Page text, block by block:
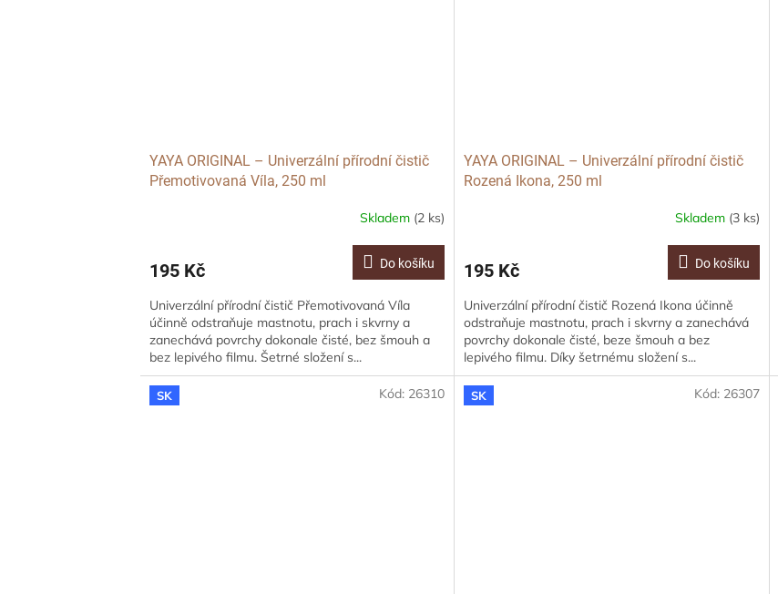
YAYA ORIGINAL – Univerzální přírodní čistič
Přemotivovaná Víla, 250 ml
Skladem (2 ks)
195 Kč Do košíku
Univerzální přírodní čistič Přemotivovaná Víla
účinně odstraňuje mastnotu, prach i skvrny a
zanechává povrchy dokonale čisté, bez šmouh a
bez lepivého filmu. Šetrné složení s...
YAYA ORIGINAL – Univerzální přírodní čistič
Rozená Ikona, 250 ml
Skladem (3 ks)
195 Kč Do košíku
Univerzální přírodní čistič Rozená Ikona účinně
odstraňuje mastnotu, prach i skvrny a zanechává
povrchy dokonale čisté, beze šmouh a bez
lepivého filmu. Díky šetrnému složení s...
SK Kód: 26310 SK Kód: 26307